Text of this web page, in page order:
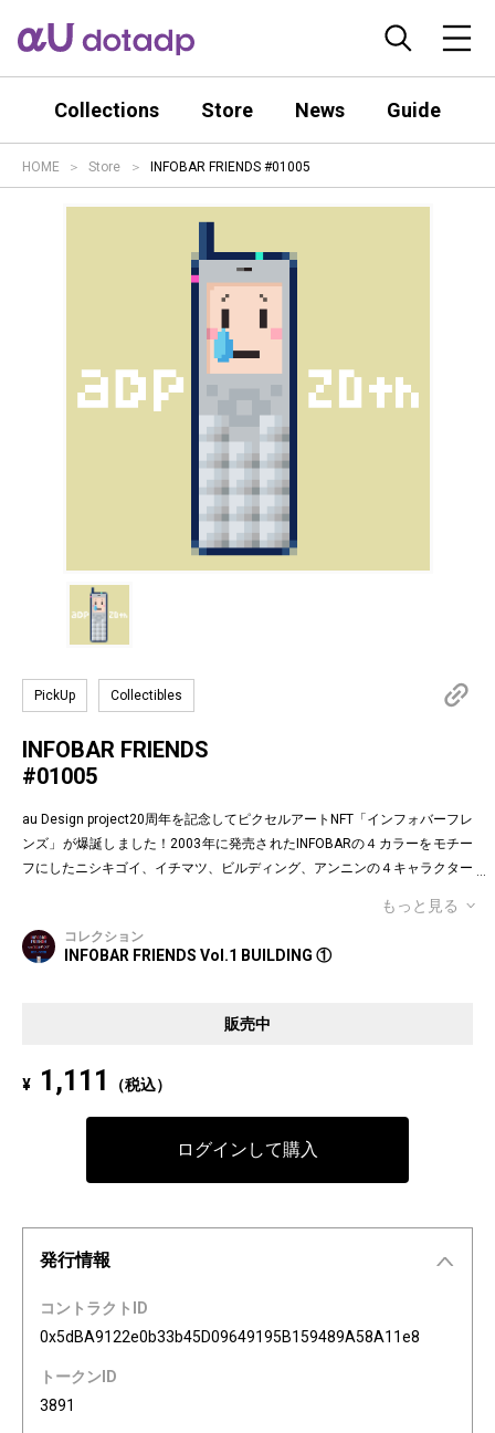
Collections Store News Guide
HOME Store INFOBAR FRIENDS #01005
PickUp Collectibles
INFOBAR FRIENDS
#01005
au Design project20周年を記念してピクセルアートNFT「インフォバーフレ
ンズ」が爆誕しました！2003年に発売されたINFOBARの４カラーをモチー
フにしたニシキゴイ、イチマツ、ビルディング、アンニンの４キャラクター
れていた懐かしの絵文字！第１弾は全て絵柄の異なるaDp20thロゴ入り特別
版です。「キャラクター×表情×背景色」の組み合わせパターンは3,200種類
♪あなたのお気に入りはどれですか？
Pixel art NFT "INFOBAR Friends" was created to commemorate the 20th a
3. The expressions on the INFOBAR FRIENDS' faces are nostalgic pictogra
mbination patterns of "character x expression x background color."
もっと見る
コレクション
INFOBAR FRIENDS Vol.1 BUILDING ①
販売中
¥ 1,111 （税込）
ログインして購入
発行情報
コントラクトID
0x5dBA9122e0b33b45D09649195B159489A58A11e8
トークンID
3891